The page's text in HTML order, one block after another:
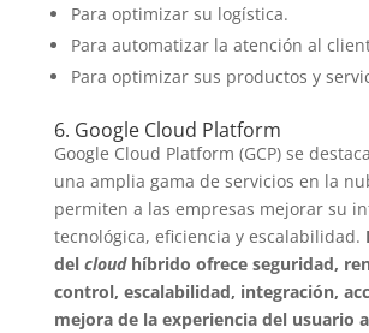
Para optimizar su logística.
Para automatizar la atención al
Para optimizar sus productos y
6. Google Cloud Platform
Google Cloud Platform (GCP) se
una amplia gama de servicios en la
permiten a las empresas mejorar su
tecnológica, eficiencia y escalabilidad.
del cloudhíbrido ofrece seguridad,
control, escalabilidad, integración,
mejora de la experiencia del usuario